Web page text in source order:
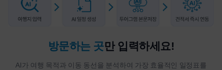
방문하는 곳만 입력하세요!
AI가 여행 목적과 이동 동선을 분석하여 가장 효율적인 일정표를